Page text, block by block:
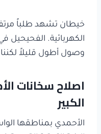
خيطان تشهد طلباً
الكهربائية. الفحيحيل
وصول أطول قليلاً لكننا نلتزم بـ 30
اصلاح سخانات
الكبير
الأحمدي بمناطقها